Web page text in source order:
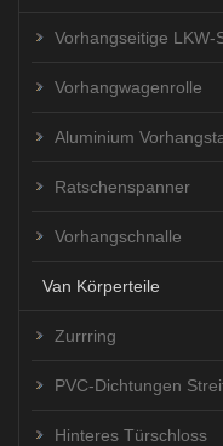
Vorhangseitige LKW-
Vorhangwagenrolle
Aluminium
Ratschenspanner
Vorhangschnalle
Van Körperteile
Zurrring
PVC-Dichtungen
Hinteres Türschloss